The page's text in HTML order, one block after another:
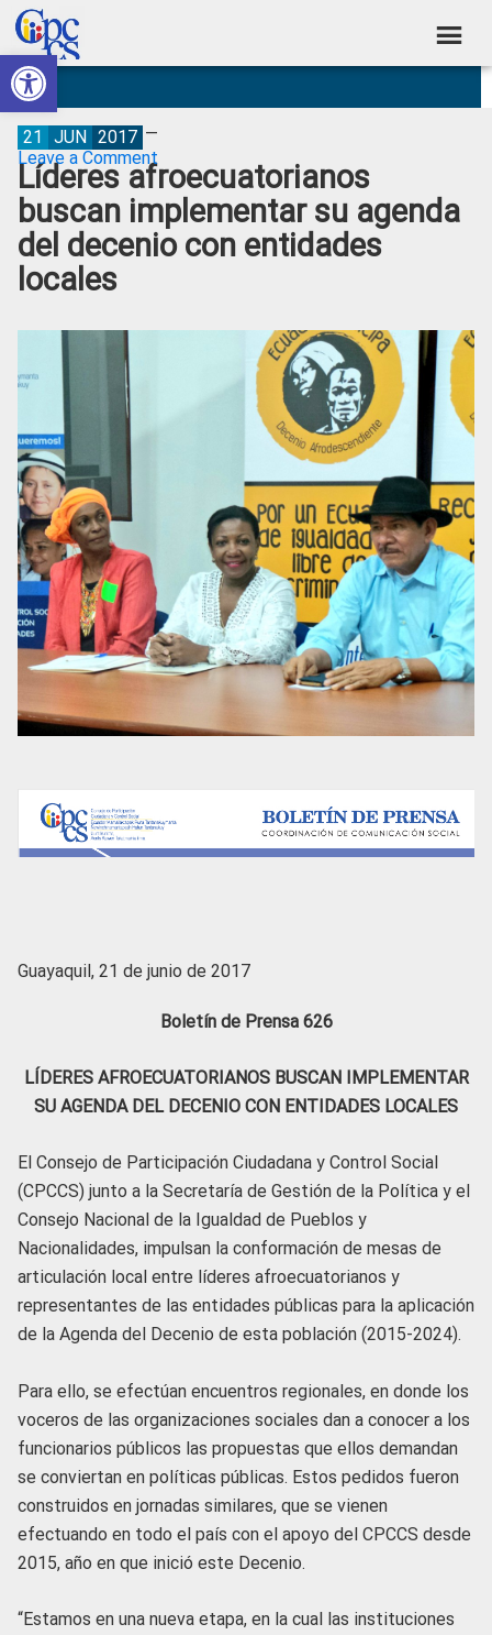
Abrir barra de herramientas
Skip
to
primary
navigation
Skip
to
main
content
Skip
to
primary
sidebar
Skip
to
footer
Consejo
de
Participación
Ciudadana
Control
Social
Construyendo
Poder
Ciudadano
Líderes afroecuatorianos
buscan implementar su agenda
del decenio con entidades
locales
21 JUN 2017
Leave a Comment
Guayaquil, 21 de junio de 2017
Boletín de Prensa 626
LÍDERES AFROECUATORIANOS BUSCAN IMPLEMENTAR
SU AGENDA DEL DECENIO CON ENTIDADES LOCALES
El Consejo de Participación Ciudadana y Control Social
(CPCCS) junto a la Secretaría de Gestión de la Política y el
Consejo Nacional de la Igualdad de Pueblos y
Nacionalidades, impulsan la conformación de mesas de
articulación local entre líderes afroecuatorianos y
representantes de las entidades públicas para la aplicación
de la Agenda del Decenio de esta población (2015-2024).
Para ello, se efectúan encuentros regionales, en donde los
voceros de las organizaciones sociales dan a conocer a los
funcionarios públicos las propuestas que ellos demandan
se conviertan en políticas públicas. Estos pedidos fueron
construidos en jornadas similares, que se vienen
efectuando en todo el país con el apoyo del CPCCS desde
2015, año en que inició este Decenio.
“Estamos en una nueva etapa, en la cual las instituciones